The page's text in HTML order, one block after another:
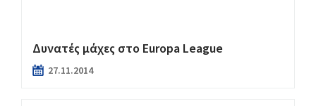
Δυνατές μάχες στο Europa League
27.11.2014